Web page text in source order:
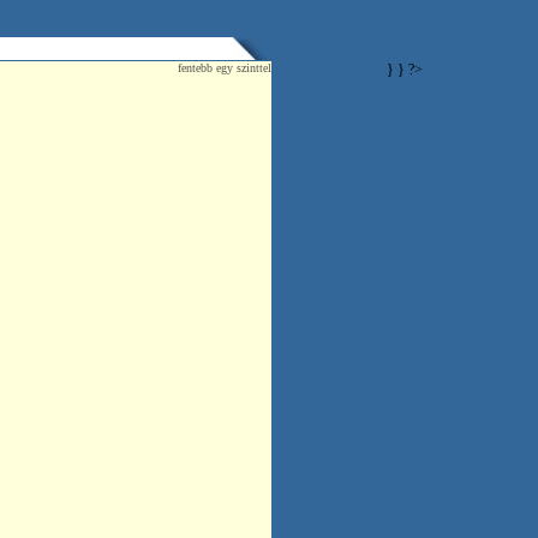
fentebb egy szinttel } } ?>